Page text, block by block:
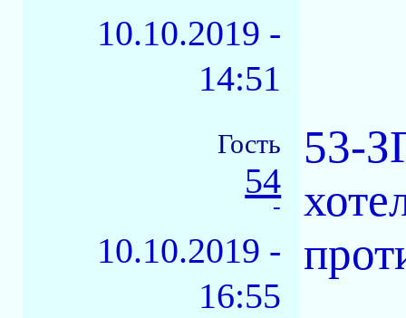
10.10.2019 -
14:51
Гость
54
-
10.10.2019 -
16:55
53-